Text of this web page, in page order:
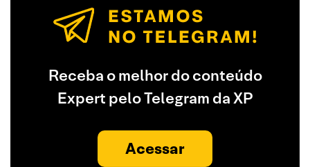
Receba o melhor do conteúdo
Expert pelo Telegram da XP
Acessar